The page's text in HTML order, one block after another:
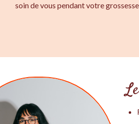
soin de vous pendant votre